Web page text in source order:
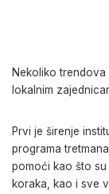
Nekoliko trendova
lokalnim
Prvi je širenje
programa
pomoći kao što
koraka, kao i sve